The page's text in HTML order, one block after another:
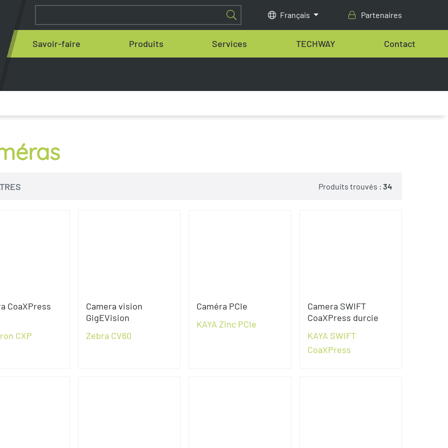
Français Partenaires
Savoir-faire Produits Services TECHWAY Contact
Produits trouvés : 34
CoaXPress
CXP
Camera vision
GigEVision
Zebra CV60
Caméra PCIe
KAYA Zinc PCIe
Camera SWIFT
CoaXPress durcie
KAYA SWIFT
CoaXPress